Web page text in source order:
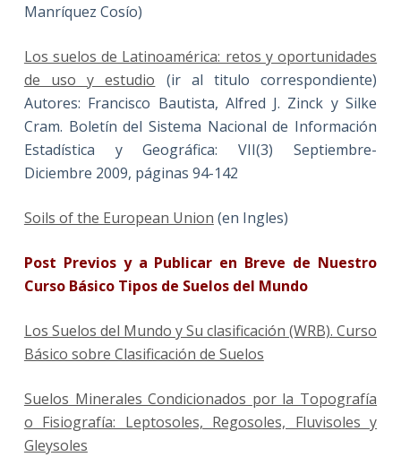
Manríquez Cosío)
Los suelos de Latinoamérica: retos y oportunidades
de uso y estudio (ir al titulo correspondiente)
Autores: Francisco Bautista, Alfred J. Zinck y Silke
Cram. Boletín del Sistema Nacional de Información
Estadística y Geográfica: VII(3) Septiembre-
Diciembre 2009, páginas 94-142
Soils of the European Union (en Ingles)
Post Previos y a Publicar en Breve de Nuestro
Curso Básico Tipos de Suelos del Mundo
Los Suelos del Mundo y Su clasificación (WRB). Curso
Básico sobre Clasificación de Suelos
Suelos Minerales Condicionados por la Topografía
o Fisiografía: Leptosoles, Regosoles, Fluvisoles y
Gleysoles